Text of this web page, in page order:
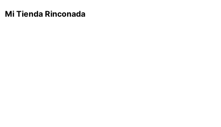
Mi Tienda Rinconada